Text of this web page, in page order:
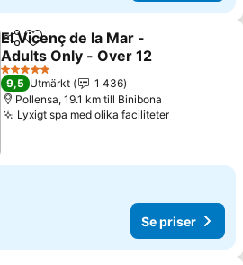
Dela Lägg till i Mina Favoriter
El Vicenç de la Mar -
Adults Only - Over 12
Se priser
5 Stjärnor
9,5 Utmärkt
1 436
Pollensa, 19.1 km till Binibona
Lyxigt spa med olika faciliteterSe priser
Se priser